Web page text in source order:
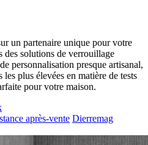
un partenaire unique pour votre
des solutions de verrouillage
personnalisation presque artisanal,
plus élevées en matière de tests
pour votre maison.
après-vente Dierremag